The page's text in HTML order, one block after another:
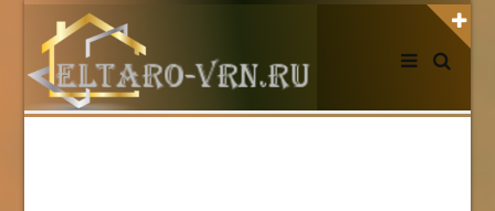
АВТОРИЗАЦИЯ НА САЙТЕ